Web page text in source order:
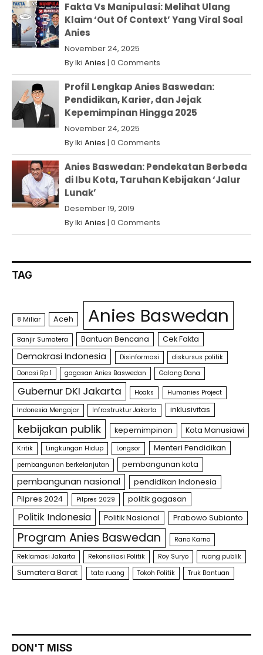
Fakta Vs Manipulasi: Melihat Ulang
Klaim ‘Out Of Context’ Yang Viral Soal
Anies
November 24, 2025
ByIki Anies | 0 Comments
Profil Lengkap Anies Baswedan:
Pendidikan, Karier, dan Jejak
Kepemimpinan Hingga 2025
November 24, 2025
ByIki Anies | 0 Comments
Anies Baswedan: Pendekatan Berbeda
di Ibu Kota, Taruhan Kebijakan ‘Jalur
Lunak’
Desember 19, 2019
ByIki Anies | 0 Comments
TAG
8 Miliar Aceh Anies Baswedan
Banjir Sumatera Bantuan Bencana Cek Fakta
Demokrasi Indonesia Disinformasi
diskursus politik
Donasi Rp 1
gagasan Anies Baswedan Galang Dana
Gubernur DKI Jakarta Hoaks
Humanies Project
Indonesia Mengajar
Infrastruktur Jakarta inklusivitas
kebijakan publik kepemimpinan Kota Manusiawi
Kritik Lingkungan Hidup Longsor Menteri Pendidikan
pembangunan berkelanjutan pembangunan kota
pembangunan nasional
pendidikan Indonesia
Pilpres 2024
Pilpres 2029 politik gagasan
Politik Indonesia Politik Nasional Prabowo Subianto
Program Anies Baswedan
Rano Karno
Reklamasi Jakarta
Rekonsiliasi Politik Roy Suryo ruang publik
Sumatera Barat tata ruang Tokoh Politik Truk Bantuan
DON'T MISS